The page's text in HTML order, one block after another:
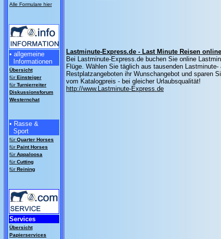
Alle Formulare hier
• allgemeine
Informationen
Übersicht
fürEinsteiger
fürTurnierreiter
Diskussionsforum
Westernchat
• Rasse &
Sport
fürQuarter Horses
fürPaint Horses
fürAppaloosa
fürCutting
fürReining
Services
Übersicht
Papierservices
Lastminute-Express.de - Last Minute Reisen
Bei Lastminute-Express.de buchen Sie online
Flüge. Wählen Sie täglich aus tausenden Lastminute-
Restplatzangeboten ihr Wunschangebot und sparen
vom Katalogpreis - bei gleicher Urlaubsqualität!
http://www.Lastminute-Express.de